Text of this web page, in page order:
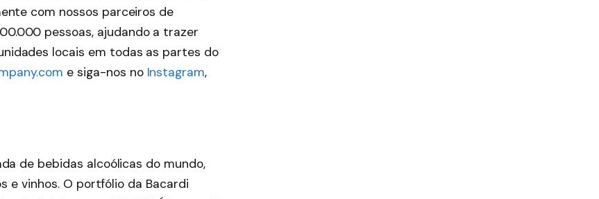
com nossos parceiros de
pessoas, ajudando a trazer
locais em todas as partes do
e siga-nos no Instagram,
de bebidas alcoólicas do mundo,
e vinhos. O portfólio da Bacardi